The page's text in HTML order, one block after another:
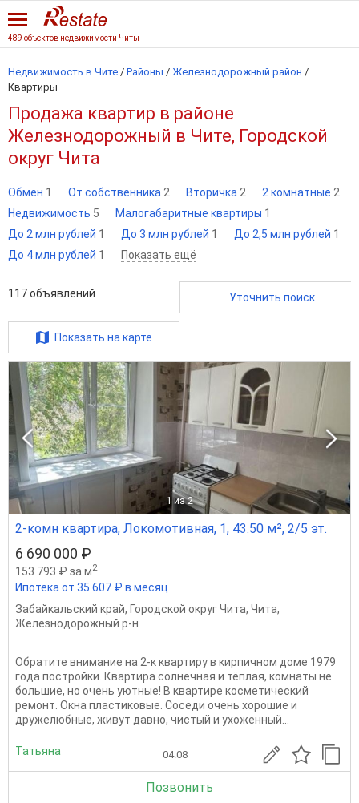
489 объектов недвижимости Читы
Недвижимость в Чите / Районы / Железнодорожный район /
Квартиры
Продажа квартир в районе
Железнодорожный в Чите, Городской
округ Чита
Обмен 1 От собственника 2 Вторичка 2 2 комнатные 2
Недвижимость 5 Малогабаритные квартиры 1
До 2 млн рублей 1 До 3 млн рублей 1 До 2,5 млн рублей 1
До 4 млн рублей 1 Показать ещё
117объявлений Уточнить поиск
Показать на карте
1 из 2
2-комн квартира, Локомотивная, 1, 43.50 м², 2/5 эт.
6 690 000 ₽
153 793 ₽ за м2
Ипотека от 35 607 ₽ в месяц
Забайкальский край, Городской округ Чита, Чита,
Железнодорожный р-н
Обратите внимание на 2-к квартиру в кирпичном доме 1979
года постройки. Квартира солнечная и тёплая, комнаты не
большие, но очень уютные! В квартире косметический
ремонт. Окна пластиковые. Соседи очень хорошие и
дружелюбные, живут давно, чистый и ухоженный...
Татьяна 04.08
Позвонить